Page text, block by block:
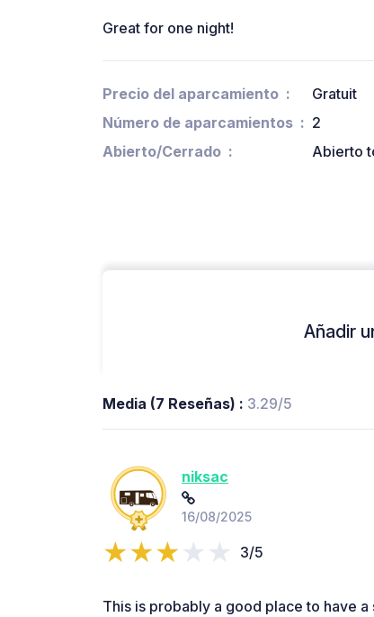
Great for one night!
Precio del aparcamiento
Gratuit
Número de aparcamientos
2
Abierto/Cerrado
Abierto
Añadir
Media (7 Reseñas) : 3.29/5
niksac
16/08/2025
3/5
This is probably a good place to have